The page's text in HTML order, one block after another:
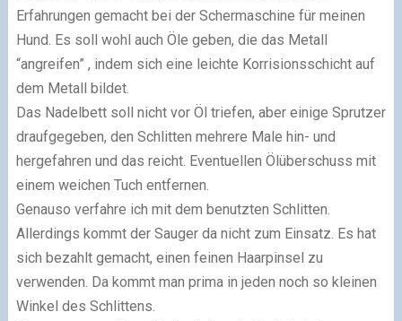
Erfahrungen gemacht bei der Schermaschine für meinen
Hund. Es soll wohl auch Öle geben, die das Metall
“angreifen” , indem sich eine leichte Korrisionsschicht auf
dem Metall bildet.
Das Nadelbett soll nicht vor Öl triefen, aber einige Sprutzer
draufgegeben, den Schlitten mehrere Male hin- und
hergefahren und das reicht. Eventuellen Ölüberschuss mit
einem weichen Tuch entfernen.
Genauso verfahre ich mit dem benutzten Schlitten.
Allerdings kommt der Sauger da nicht zum Einsatz. Es hat
sich bezahlt gemacht, einen feinen Haarpinsel zu
verwenden. Da kommt man prima in jeden noch so kleinen
Winkel des Schlittens.